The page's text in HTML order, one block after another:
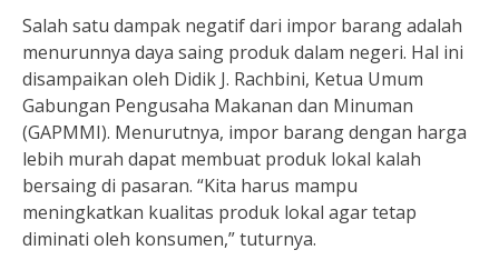
Salah satu dampak negatif dari impor barang adalah
menurunnya daya saing produk dalam negeri. Hal ini
disampaikan oleh Didik J. Rachbini, Ketua Umum
Gabungan Pengusaha Makanan dan Minuman
(GAPMMI). Menurutnya, impor barang dengan harga
lebih murah dapat membuat produk lokal kalah
bersaing di pasaran. “Kita harus mampu
meningkatkan kualitas produk lokal agar tetap
diminati oleh konsumen,” tuturnya.